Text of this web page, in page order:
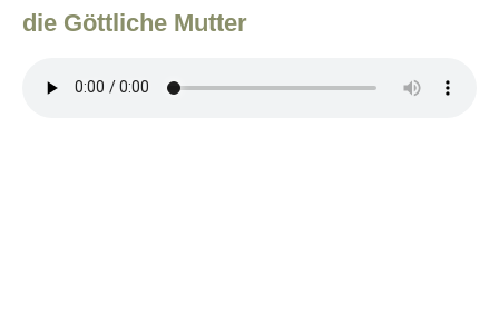
die Göttliche Mutter